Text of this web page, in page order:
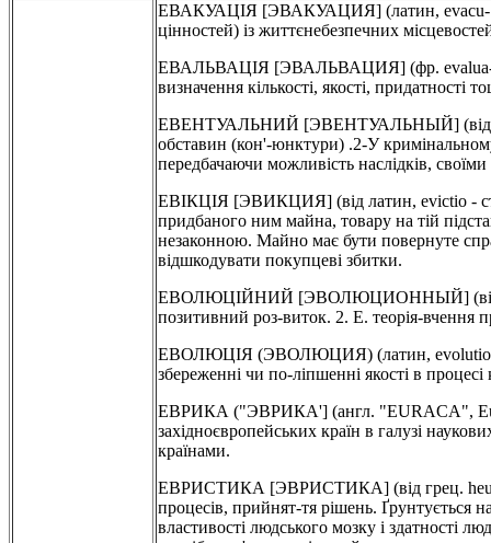
ЕВАКУАЦІЯ [ЭВАКУАЦИЯ] (латин, evacu-
цінностей) із життєнебезпечних
ЕВАЛЬВАЦІЯ [ЭВАЛЬВАЦИЯ] (фр. evalua- tion.
визначення кількості, якості, придатності
ЕВЕНТУАЛЬНИЙ [ЭВЕНТУАЛЬНЫЙ] (від
обставин (кон'-юнктури) .2-У
передбачаючи можливість наслідків,
ЕВІКЦІЯ [ЭВИКЦИЯ] (від латин, evictio -
придбаного ним майна, товару на тій
незаконною. Майно має бути повернуте
відшкодувати покупцеві збитки.
ЕВОЛЮЦІЙНИЙ [ЭВОЛЮЦИОННЫЙ] (від
позитивний роз-виток. 2. Е. теорія-вчення
ЕВОЛЮЦІЯ (ЭВОЛЮЦИЯ) (латин, evolutio -
збереженні чи по-ліпшенні якості в процесі
ЕВРИКА ("ЭВРИКА'] (англ. "EURACA",
західноєвропейських країн в галузі
країнами.
ЕВРИСТИКА [ЭВРИСТИКА] (від грец. heu-
процесів, прийнят-тя рішень. Ґрунтується
властивості людського мозку і здатності